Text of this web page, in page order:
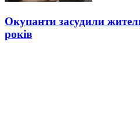
Окупанти засудили
років